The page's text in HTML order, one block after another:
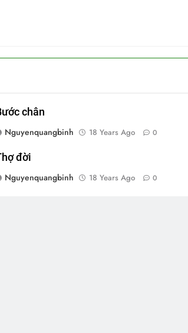
chân
Nguyenquangbinh
18 Years Ago 0
đời
Nguyenquangbinh
18 Years Ago 0